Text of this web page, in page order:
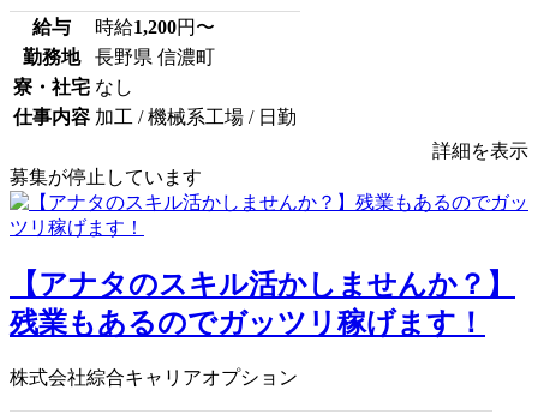
給与 時給1,200円〜
勤務地
長野県 信濃町
寮・社宅 なし
仕事内容 加工 / 機械系工場 / 日勤
詳細を表示
募集が停止しています
【アナタのスキル活かしませんか？】
残業もあるのでガッツリ稼げます！
株式会社綜合キャリアオプション